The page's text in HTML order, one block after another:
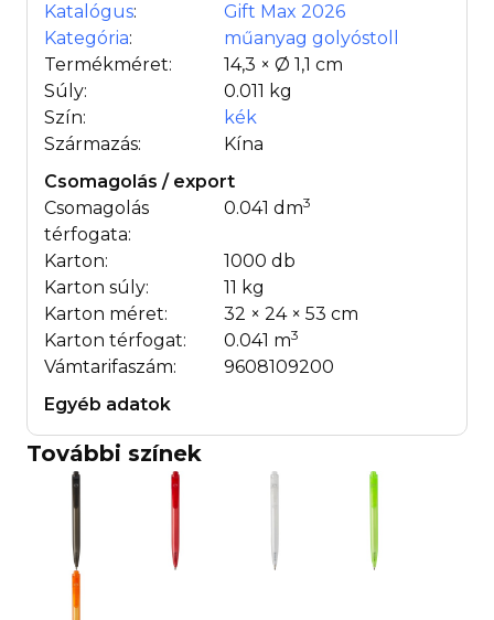
Katalógus:
Gift Max 2026
Kategória:
műanyag golyóstoll
Termékméret:
14,3 × Ø 1,1 cm
Súly:
0.011 kg
Szín:
kék
Származás:
Kína
Csomagolás / export
Csomagolás
térfogata:
0.041 dm3
Karton:
1000 db
Karton súly:
11 kg
Karton méret:
32 × 24 × 53 cm
Karton térfogat:
0.041 m3
Vámtarifaszám:
9608109200
Egyéb adatok
További színek